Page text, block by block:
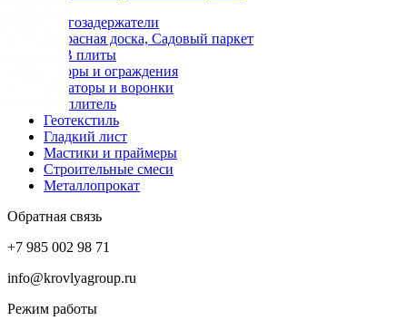
Снегозадержатели
Террасная доска, Садовый паркет
OSB плиты
Заборы и ограждения
Аэраторы и воронки
Утеплитель
Геотекстиль
Гладкий лист
Мастики и праймеры
Строительные смеси
Металлопрокат
Обратная связь
+7 985 002 98 71
info@krovlyagroup.ru
Режим работы